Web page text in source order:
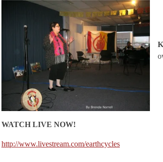
WATCH LIVE NOW!
http://www.livestream.com/earthcycles